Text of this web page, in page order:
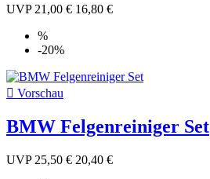
UVP 21,00 € 16,80 €
%
-20%
 Vorschau
BMW Felgenreiniger Set
UVP 25,50 € 20,40 €